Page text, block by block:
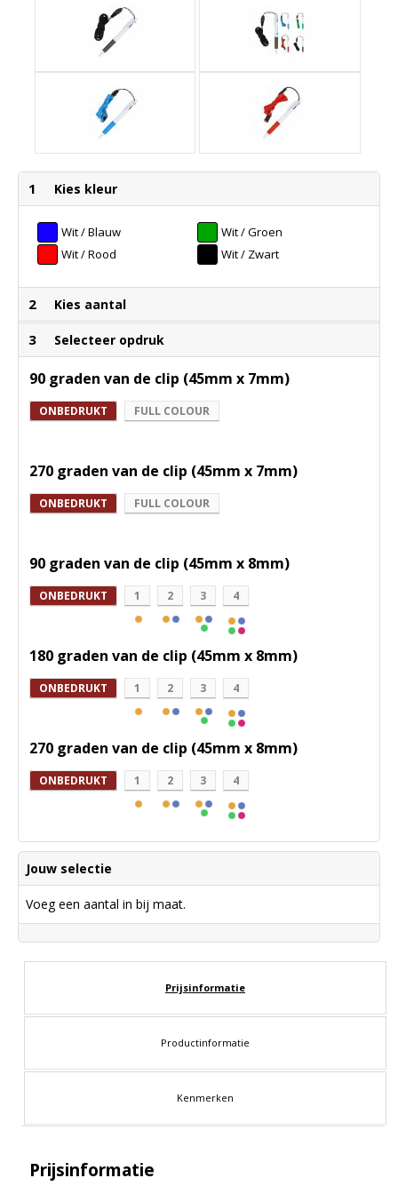
1 Kies kleur
Wit / Blauw
Wit / Groen
Wit / Rood
Wit / Zwart
2 Kies aantal
3 Selecteer opdruk
90 graden van de clip (45mm x 7mm)
ONBEDRUKT FULL COLOUR
270 graden van de clip (45mm x 7mm)
ONBEDRUKT FULL COLOUR
90 graden van de clip (45mm x 8mm)
ONBEDRUKT 1 2 3 4
180 graden van de clip (45mm x 8mm)
ONBEDRUKT 1 2 3 4
270 graden van de clip (45mm x 8mm)
ONBEDRUKT 1 2 3 4
Jouw selectie
Voeg een aantal in bij maat.
Prijsinformatie
Productinformatie
Kenmerken
Prijsinformatie